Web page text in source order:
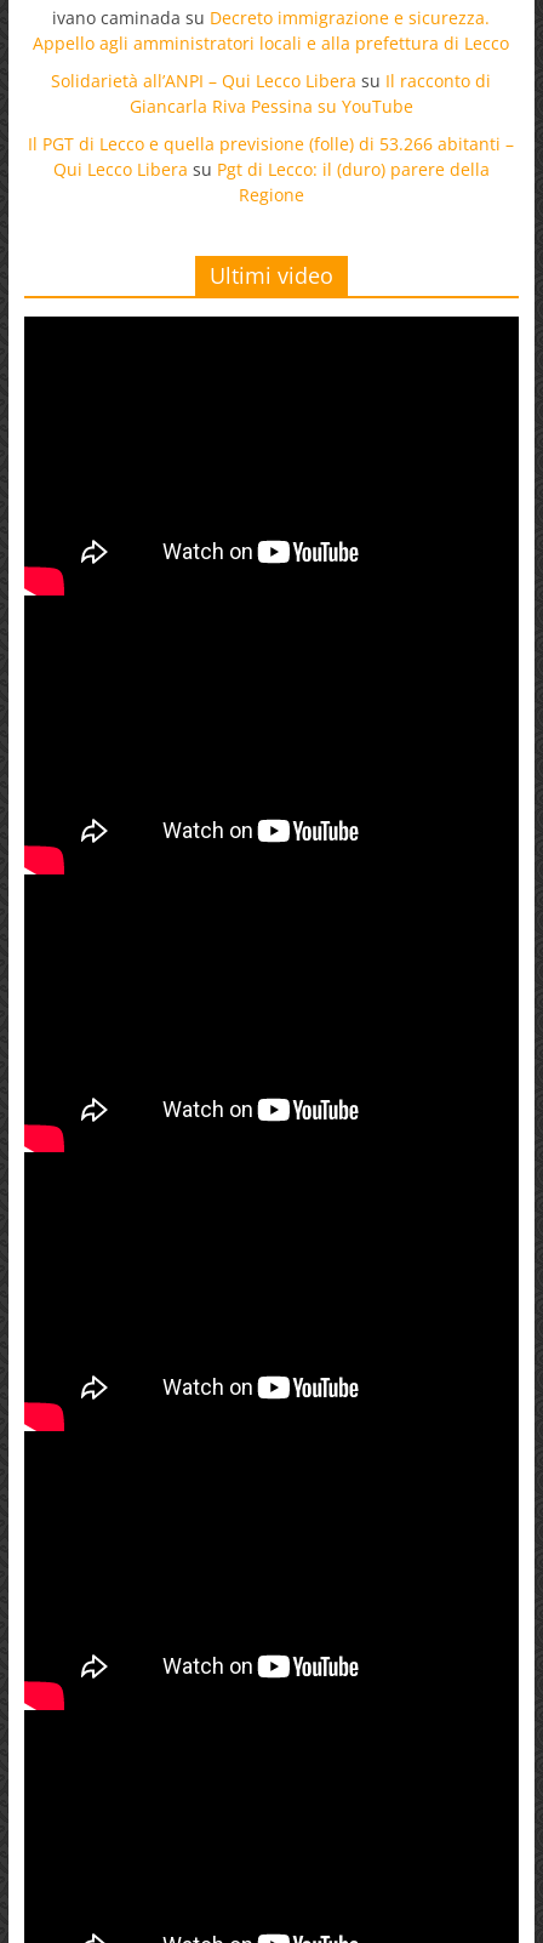
ivano caminada su Decreto immigrazione e sicurezza.
Appello agli amministratori locali e alla prefettura di Lecco
Solidarietà all’ANPI – Qui Lecco Libera su Il racconto di
Giancarla Riva Pessina su YouTube
Il PGT di Lecco e quella previsione (folle) di 53.266 abitanti –
Qui Lecco Libera su Pgt di Lecco: il (duro) parere della
Regione
Ultimi video